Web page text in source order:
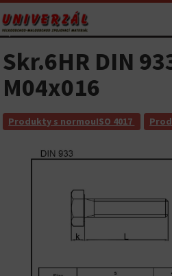
Skr.6HR DIN
M04x016
Produkty s normouISO 4017